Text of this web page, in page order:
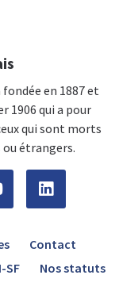
en 1887 et
1906 qui a pour
qui sont morts
ou étrangers.
Contact
SF Nos statuts